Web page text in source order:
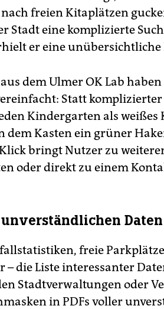
freien Kitaplätzen
Stadt eine komplizierte
er eine unübersichtliche
dem Ulmer OK Lab
Statt
Kindergarten als weißes
dem Kasten ein grüner
bringt Nutzer zu
oder direkt zu einem
unverständlichen Daten
freie
– die Liste interessanter
Stadtverwaltungen oder
in PDFs voller